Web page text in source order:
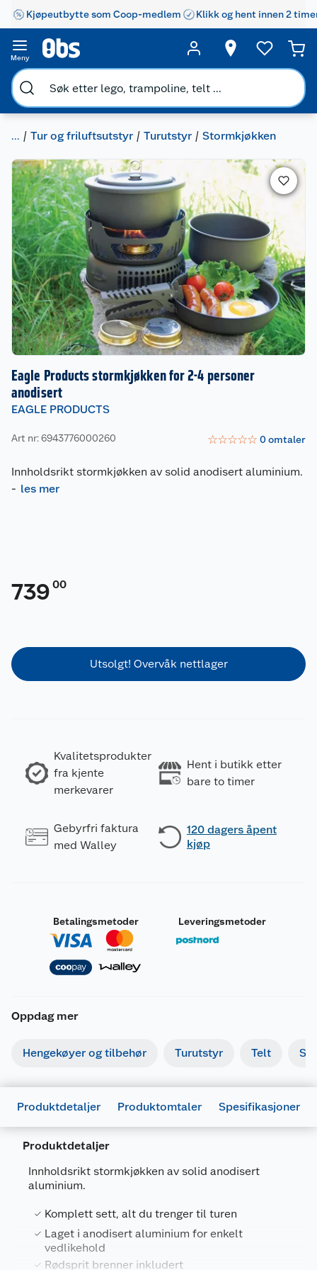
Kjøpeutbytte som Coop-medlem Klikk og hent innen 2
Meny
... Tur og friluftsutstyr Turutstyr Stormkjøkken
Eagle Products stormkjøkken for 2-4 personer
anodisert
EAGLE PRODUCTS
Art nr: 6943776000260 ☆☆☆☆☆ 0omtaler
Innholdsrikt stormkjøkken av solid anodisert aluminium.
- les mer
739 00
Utsolgt! Overvåk nettlager
Kvalitetsprodukter
fra kjente
merkevarer
Hent i butikk etter
bare to timer
Gebyrfri faktura
med Walley
120 dagers åpent
kjøp
Betalingsmetoder Leveringsmetoder
Oppdag mer
Hengekøyer og tilbehør Turutstyr Telt
Produktdetaljer Produktomtaler Spesifikasjoner
Produktdetaljer
Innholdsrikt stormkjøkken av solid anodisert
aluminium.
Komplett sett, alt du trenger til turen
Laget i anodisert aluminium for enkelt
vedlikehold
Rødsprit brenner inkludert
Generelt
Artikkelnummer
6943776000260
Leverandørens artikkelnummer